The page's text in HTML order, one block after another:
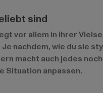
sind
vor allem in ihrer
nachdem, wie du sie
macht auch jedes
Situation anpassen.